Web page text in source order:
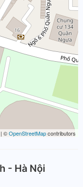
| ©OpenStreetMapcontributors
- Hà Nội